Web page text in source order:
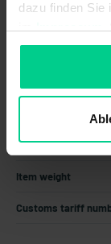
dazu finden Sie
sein, können
Country of origin
Item weight
Customs tariff